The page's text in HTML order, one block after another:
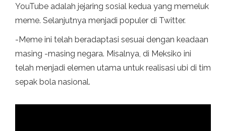
YouTube adalah jejaring sosial kedua yang memeluk
meme. Selanjutnya menjadi populer di Twitter.
-Meme ini telah beradaptasi sesuai dengan keadaan
masing -masing negara. Misalnya, di Meksiko ini
telah menjadi elemen utama untuk realisasi ubi di tim
sepak bola nasional.